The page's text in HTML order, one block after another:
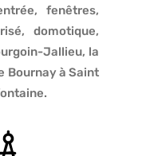
fenêtres,
domotique,
Jallieu, la
Bournay à Saint